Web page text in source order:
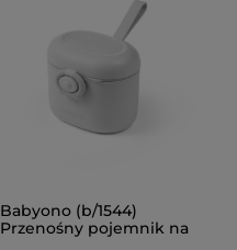
Babyono (b/1544)
Przenośny pojemnik na